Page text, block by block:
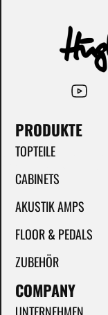
PRODUKTE
TOPTEILE
CABINETS
AKUSTIK AMPS
FLOOR & PEDALS
ZUBEHÖR
COMPANY